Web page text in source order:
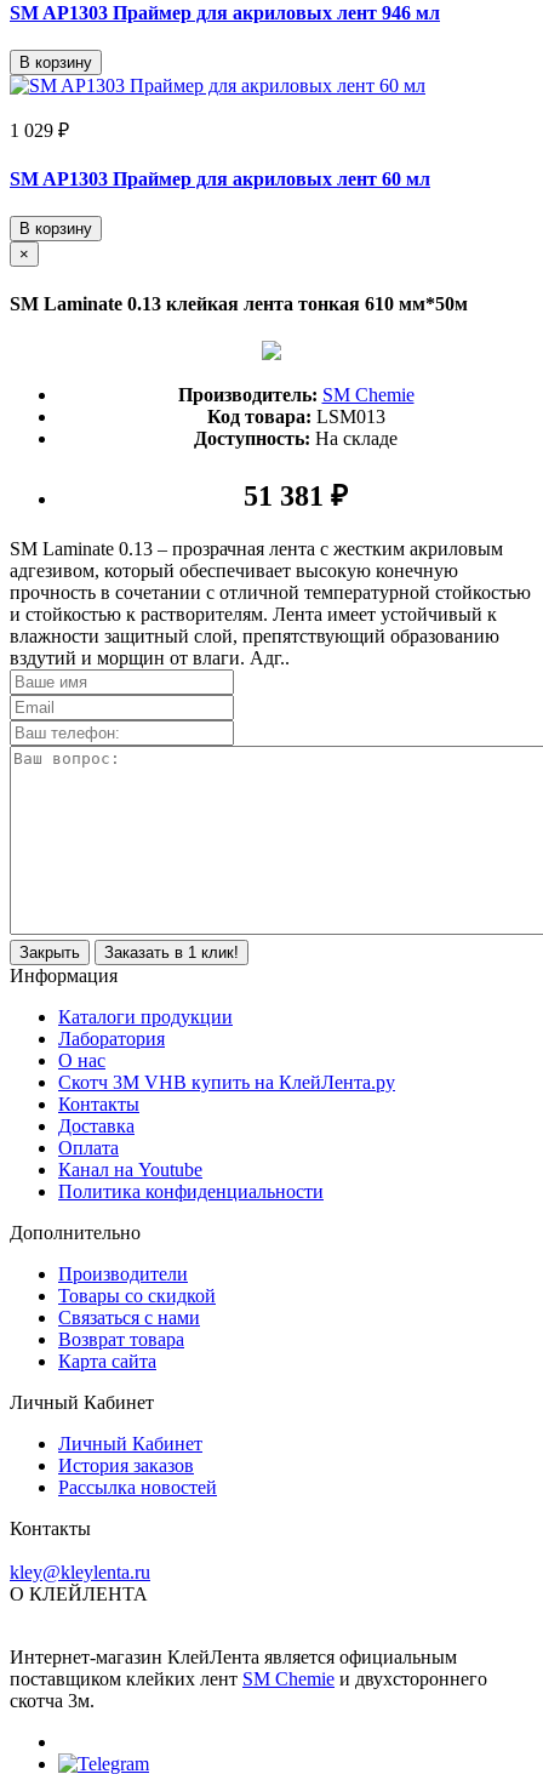
SM AP1303 Праймер для акриловых лент 946 мл
В корзину
1 029 ₽
SM AP1303 Праймер для акриловых лент 60 мл
В корзину
×
SM Laminate 0.13 клейкая лента тонкая 610 мм*50м
Производитель: SM Chemie
Код товара: LSM013
Доступность: На складе
51 381 ₽
SM Laminate 0.13 – прозрачная лента с жестким акриловым
адгезивом, который обеспечивает высокую конечную
прочность в сочетании с отличной температурной стойкостью
и стойкостью к растворителям. Лента имеет устойчивый к
влажности защитный слой, препятствующий образованию
вздутий и морщин от влаги. Адг..
Закрыть Заказать в 1 клик!
Информация
Каталоги продукции
Лаборатория
О нас
Скотч 3M VHB купить на КлейЛента.ру
Контакты
Доставка
Оплата
Канал на Youtube
Политика конфиденциальности
Дополнительно
Производители
Товары со скидкой
Связаться с нами
Возврат товара
Карта сайта
Личный Кабинет
Личный Кабинет
История заказов
Рассылка новостей
Контакты
kley@kleylenta.ru
О КЛЕЙЛЕНТА
Интернет-магазин КлейЛента является официальным
поставщиком клейких лент SM Chemie и двухстороннего
скотча 3м.